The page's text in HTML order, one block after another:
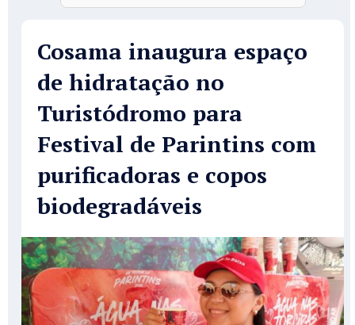
Cosama inaugura espaço
de hidratação no
Turistódromo para
Festival de Parintins com
purificadoras e copos
biodegradáveis